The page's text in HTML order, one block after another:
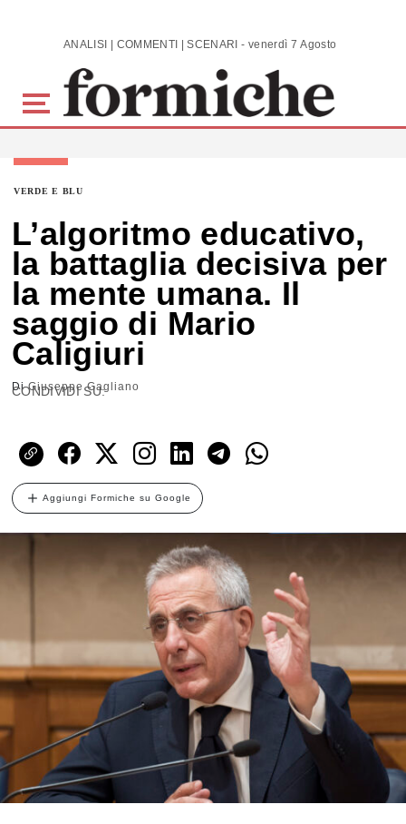
Skip to main content ANALISI | COMMENTI | SCENARI - venerdì 7 Agosto 2026
VERDE E BLU
L’algoritmo educativo,
la battaglia decisiva per
la mente umana. Il
saggio di Mario
Caligiuri
DiGiuseppe Gagliano
CONDIVIDI SU:
Aggiungi Formiche su Google